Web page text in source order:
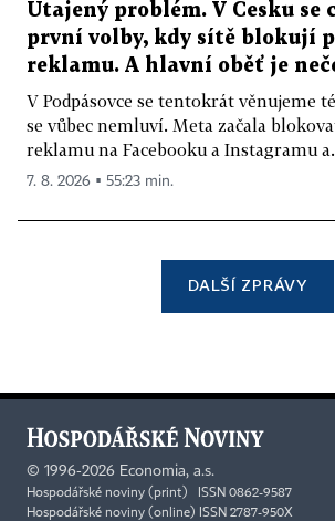
Utajený problém. V Česku se
první volby, kdy sítě blokují
reklamu. A hlavní oběť je
V Podpásovce se tentokrát věnujeme
se vůbec nemluví. Meta začala
reklamu na Facebooku a Instagramu
7. 8. 2026 ▪ 55:23 min.
DALŠÍ ZPRÁVY
© 1996-2026 Economia, a.s.
Hospodářské noviny (print) ISSN 0862-9587
Hospodářské noviny (online) ISSN 2787-950X